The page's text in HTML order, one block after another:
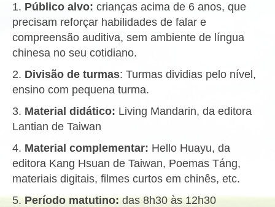
1. Público alvo: crianças acima de 6 anos, que
precisam reforçar habilidades de falar e
compreensão auditiva, sem ambiente de língua
chinesa no seu cotidiano.
2. Divisão de turmas: Turmas dividias pelo nível,
ensino com pequena turma.
3. Material didático: Living Mandarin, da editora
Lantian de Taiwan
4. Material complementar: Hello Huayu, da
editora Kang Hsuan de Taiwan, Poemas Táng,
materiais digitais, filmes curtos em chinês, etc.
5. Período matutino: das 8h30 às 12h30